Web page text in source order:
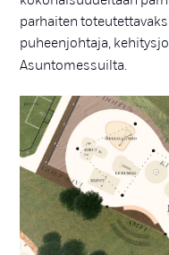
parhaiten
puheenjohtaja,
Asuntomessuilta.